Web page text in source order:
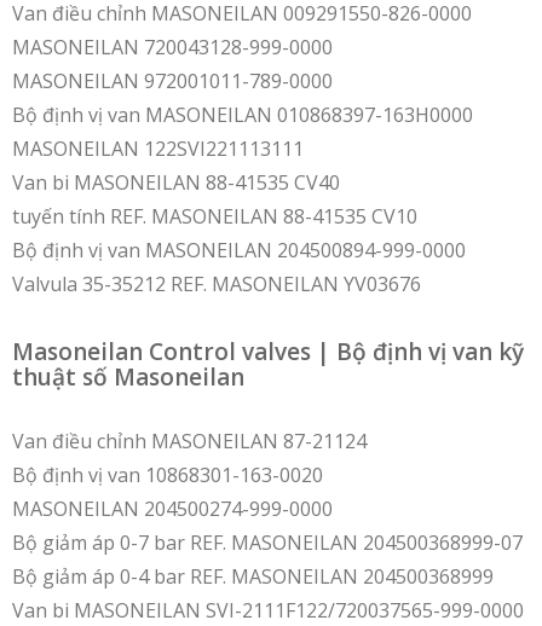
Van điều chỉnh MASONEILAN 009291550-826-0000
MASONEILAN 720043128-999-0000
MASONEILAN 972001011-789-0000
Bộ định vị van MASONEILAN 010868397-163H0000
MASONEILAN 122SVI221113111
Van bi MASONEILAN 88-41535 CV40
tuyến tính REF. MASONEILAN 88-41535 CV10
Bộ định vị van MASONEILAN 204500894-999-0000
Valvula 35-35212 REF. MASONEILAN YV03676
Masoneilan Control valves | Bộ định vị van kỹ
thuật số Masoneilan
Van điều chỉnh MASONEILAN 87-21124
Bộ định vị van 10868301-163-0020
MASONEILAN 204500274-999-0000
Bộ giảm áp 0-7 bar REF. MASONEILAN 204500368999-07
Bộ giảm áp 0-4 bar REF. MASONEILAN 204500368999
Van bi MASONEILAN SVI-2111F122/720037565-999-0000